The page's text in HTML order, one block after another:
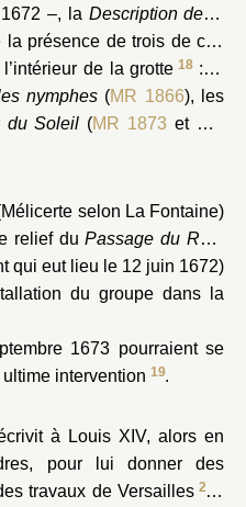
–, la Description de la
présence de trois de ces
de la grotte 18: le
nymphes (MR 1866), les
du Soleil (MR 1873 et MR
selon La Fontaine)
relief duPassage du Rhin
qui eut lieu le 12 juin 1672)
du groupe dans la
1673 pourraient se
intervention 19.
à Louis XIV, alors en
pour lui donner des
travaux de Versailles 20 :